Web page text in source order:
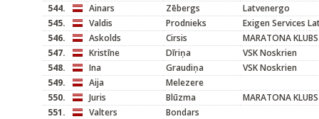
544.
Ainars Zēbergs
Latvenergo
545.
Valdis Prodnieks
Exigen Services
546.
Askolds Cirsis
MARATONA KLUBS
547.
Kristīne Dīriņa
VSK Noskrien
548.
Ina Graudiņa
VSK Noskrien
549.
Aija
Melezere
550.
Juris Blūzma
MARATONA KLUBS
551.
Valters
Bondars